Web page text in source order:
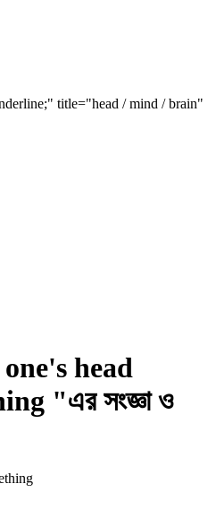
title="head / mind / brain"
one's head
"এর সংজ্ঞা ও